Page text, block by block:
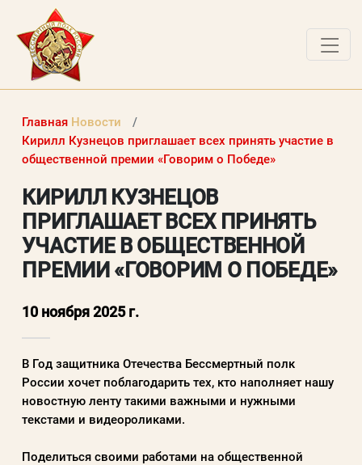
НОВОСТИ
ВХОД В ЛК
ВХОД В ЛИЧНЫЙ КАБИНЕТ
политикой конфиденциальности
Главная Новости
Кирилл Кузнецов приглашает всех принять участие в
общественной премии «Говорим о Победе»
КИРИЛЛ КУЗНЕЦОВ
ПРИГЛАШАЕТ ВСЕХ ПРИНЯТЬ
УЧАСТИЕ В ОБЩЕСТВЕННОЙ
ПРЕМИИ «ГОВОРИМ О ПОБЕДЕ»
10 ноября 2025 г.
В Год защитника Отечества Бессмертный полк
России хочет поблагодарить тех, кто наполняет нашу
новостную ленту такими важными и нужными
текстами и видеороликами.
Поделиться своими работами на общественной